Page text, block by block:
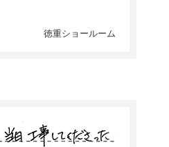
徳重ショールーム